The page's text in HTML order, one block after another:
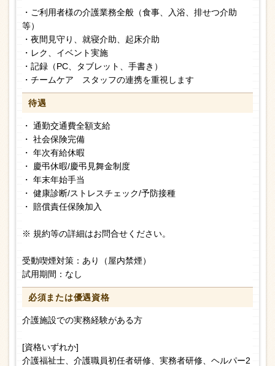
・ご利用者様の介護業務全般（食事、入浴、排せつ介助
等）
・夜間見守り、就寝介助、起床介助
・レク、イベント実施
・記録（PC、タブレット、手書き）
・チームケア スタッフの連携を重視します
待遇
・ 通勤交通費全額支給
・ 社会保険完備
・ 年次有給休暇
・ 慶弔休暇/慶弔見舞金制度
・ 年末年始手当
・ 健康診断/ストレスチェック/予防接種
・ 賠償責任保険加入
※ 規約等の詳細はお問合せください。
受動喫煙対策：あり（屋内禁煙）
試用期間：なし
必須または優遇資格
介護施設での実務経験がある方
[資格いずれか]
介護福祉士、介護職員初任者研修、実務者研修、ヘルパー2